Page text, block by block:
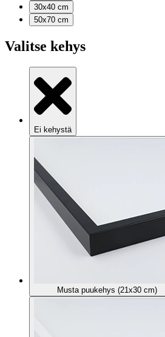
30x40 cm
50x70 cm
Valitse kehys
Ei kehystä
Musta puukehys (21x30 cm)